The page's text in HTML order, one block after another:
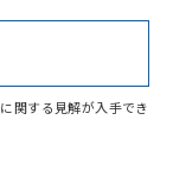
す。
ご検索ください
関する見解が入手でき